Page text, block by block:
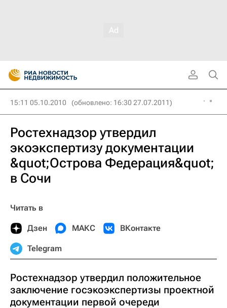
15:11 05.10.2010 (обновлено: 16:30 27.07.2011)
Ростехнадзор утвердил
экоэкспертизу документации
&quot;Острова Федерация&quot;
в Сочи
Читать в
Дзен МАКС ВКонтакте
Telegram
Ростехнадзор утвердил положительное
заключение госэкоэкспертизы проектной
документации первой очереди